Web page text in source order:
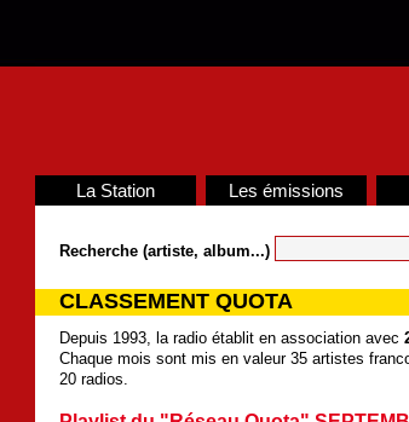
La Station Les émissions
Recherche (artiste, album...)
CLASSEMENT QUOTA
Depuis 1993, la radio établit en association avec
Chaque mois sont mis en valeur 35 artistes
20 radios.